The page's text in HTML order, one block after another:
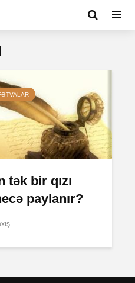
tək bir qızı
paylanır?